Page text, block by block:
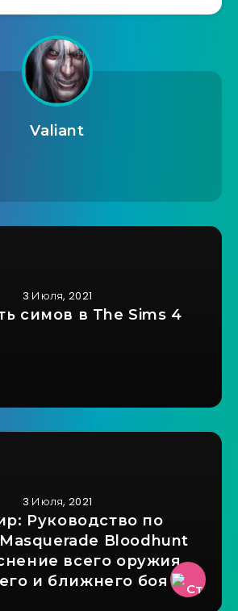
Valiant
3 Июля, 2021
симов в The Sims 4
3 Июля, 2021
Руководство по
Bloodhunt
всего оружия
и ближнего боя